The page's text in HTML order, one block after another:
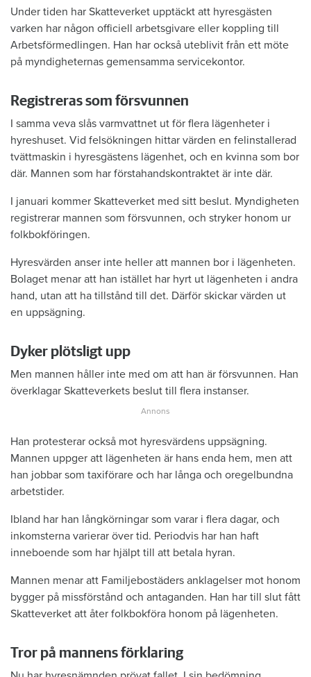
Under tiden har Skatteverket upptäckt att hyresgästen
varken har någon officiell arbetsgivare eller koppling till
Arbetsförmedlingen. Han har också uteblivit från ett möte
på myndigheternas gemensamma servicekontor.
Registreras som försvunnen
I samma veva slås varmvattnet ut för flera lägenheter i
hyreshuset. Vid felsökningen hittar värden en felinstallerad
tvättmaskin i hyresgästens lägenhet, och en kvinna som bor
där. Mannen som har förstahandskontraktet är inte där.
I januari kommer Skatteverket med sitt beslut. Myndigheten
registrerar mannen som försvunnen, och stryker honom ur
folkbokföringen.
Hyresvärden anser inte heller att mannen bor i lägenheten.
Bolaget menar att han istället har hyrt ut lägenheten i andra
hand, utan att ha tillstånd till det. Därför skickar värden ut
en uppsägning.
Dyker plötsligt upp
Men mannen håller inte med om att han är försvunnen. Han
överklagar Skatteverkets beslut till flera instanser.
Han protesterar också mot hyresvärdens uppsägning.
Mannen uppger att lägenheten är hans enda hem, men att
han jobbar som taxiförare och har långa och oregelbundna
arbetstider.
Ibland har han långkörningar som varar i flera dagar, och
inkomsterna varierar över tid. Periodvis har han haft
inneboende som har hjälpt till att betala hyran.
Mannen menar att Familjebostäders anklagelser mot honom
bygger på missförstånd och antaganden. Han har till slut fått
Skatteverket att åter folkbokföra honom på lägenheten.
Tror på mannens förklaring